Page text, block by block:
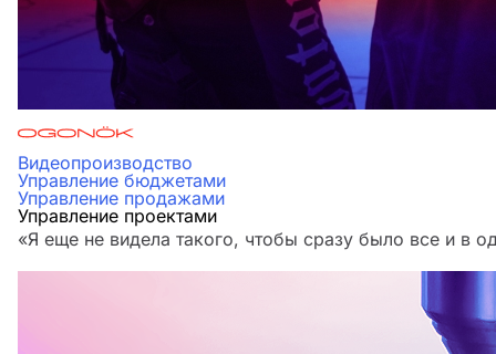
Видеопроизводство
Управление бюджетами
Управление продажами
Управление проектами
«Я еще не видела такого, чтобы сразу было все и в